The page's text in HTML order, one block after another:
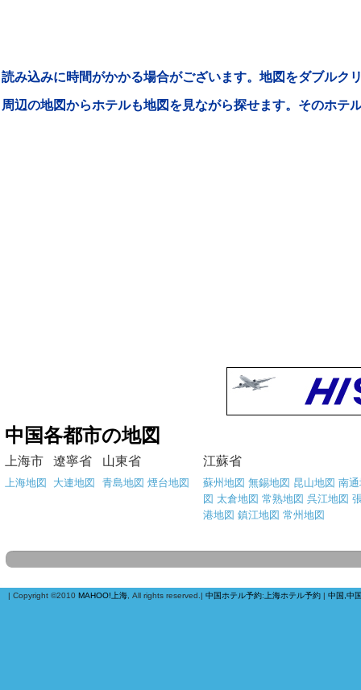
読み込みに時間がかかる場合がございます。地図をダブルク
周辺の地図からホテルも地図を見ながら探せます。そのホテ
中国各都市の地図
上海市 遼寧省 山東省 江蘇省
上海地図 大連地図 青島地図 煙台地図 蘇州地図 無錫地図 昆山地図 南
図 太倉地図 常熟地図 呉江地図
港地図 鎮江地図 常州地図
| Copyright ©2010 MAHOO!上海 , All rights reserved.| 中国ホテル予約: 上海ホテル予約 | 中国,中